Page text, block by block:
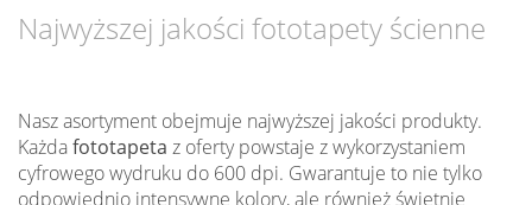
Najwyższej jakości fototapety ścienne
Nasz asortyment obejmuje najwyższej jakości produkty.
Każdafototapeta z oferty powstaje z wykorzystaniem
cyfrowego wydruku do 600 dpi. Gwarantuje to nie tylko
odpowiednio intensywne kolory, ale również świetnie